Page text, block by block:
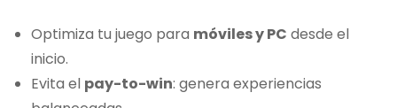
Optimiza tu juego para móviles y PC desde el
inicio.
Evita el pay-to-win: genera experiencias